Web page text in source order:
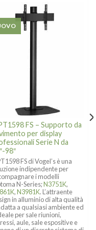
FS – Supporto da
per display
Serie N da
98″
FS di Vogel’s è una
indipendente per
i modelli
N-Series;N3751K,
,N3981K. L’attraente
in alluminio di alta qualità
a qualsiasi ambiente ed
per sale riunioni,
aule, sale espositive e